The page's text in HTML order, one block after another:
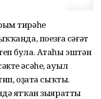
тирәһе
поезға сәғәт
була. Атаһы эштән
әсәһе, ауыл
оҙата сыҡты.
ятҡан зыяратты